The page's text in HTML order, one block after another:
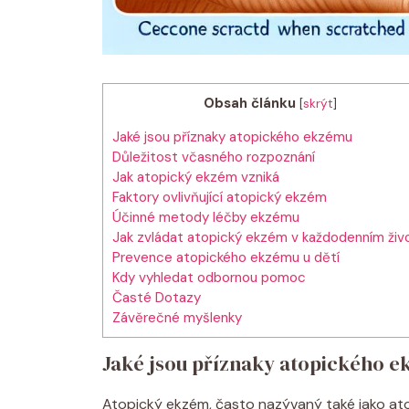
Obsah článku [skrýt]
Jaké jsou příznaky‍ atopického ekzému
Důležitost včasného rozpoznání
Jak atopický ekzém vzniká
Faktory ovlivňující atopický ekzém
Účinné metody léčby ekzému
Jak zvládat atopický ekzém v každodenním
Prevence atopického⁤ ekzému u dětí
Kdy vyhledat odbornou pomoc
Časté Dotazy
Závěrečné myšlenky
Jaké jsou příznaky‍ atopického
Atopický ekzém, často nazývaný‌ také jako